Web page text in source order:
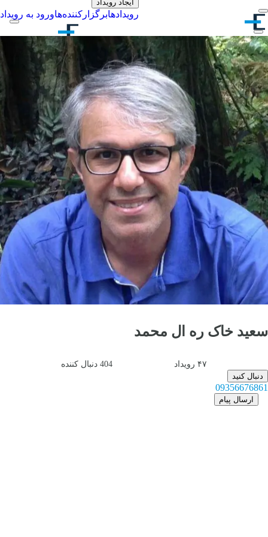
ایجاد رویداد
رویدادهابرگزارکننده‌هاورود به رویداد
سعید خاک ره ال محمد
۴۷ رویداد 404 دنبال کننده
دنبال کنید
09356676861
ارسال پیام